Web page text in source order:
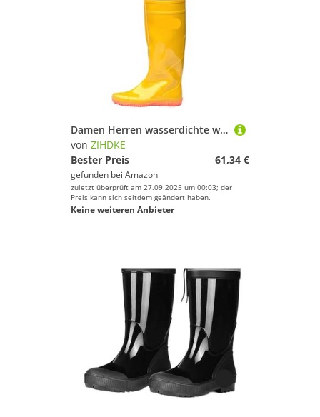
Damen Herren wasserdichte weiche Regenstiefel Unisex Outdoor Angeln Umpflanzen Wasserschuhe Gummistiefel Overknee Für Industrie Handwerk(40)
von ZIHDKE
Bester Preis
61,34 €
gefunden bei Amazon
zuletzt überprüft am 27.09.2025 um 00:03; der
Preis kann sich seitdem geändert haben.
Keine weiteren Anbieter